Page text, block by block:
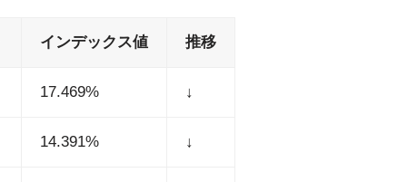
インデックス値 推移
17.469% ↓
14.391% ↓